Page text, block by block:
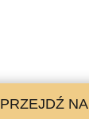
PRZEJDŹ NA